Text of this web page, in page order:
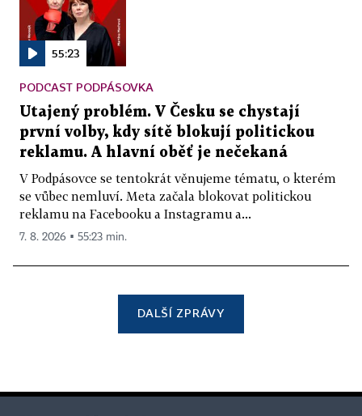
55:23
PODCAST PODPÁSOVKA
Utajený problém. V Česku se chystají
první volby, kdy sítě blokují politickou
reklamu. A hlavní oběť je nečekaná
V Podpásovce se tentokrát věnujeme tématu, o kterém
se vůbec nemluví. Meta začala blokovat politickou
reklamu na Facebooku a Instagramu a...
7. 8. 2026 ▪ 55:23 min.
DALŠÍ ZPRÁVY